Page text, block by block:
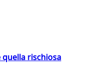
rischiosa